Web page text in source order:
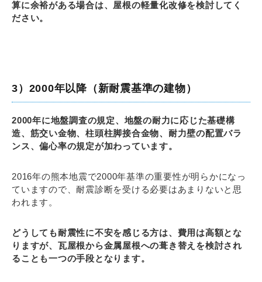
算に余裕がある場合は、屋根の軽量化改修を検討してく
ださい。
3）2000年以降（新耐震基準の建物）
2000年に地盤調査の規定、地盤の耐力に応じた基礎構
造、筋交い金物、柱頭柱脚接合金物、耐力壁の配置バラ
ンス、偏心率の規定が加わっています。
2016年の熊本地震で2000年基準の重要性が明らかになっ
ていますので、耐震診断を受ける必要はあまりないと思
われます。
どうしても耐震性に不安を感じる方は、費用は高額とな
りますが、瓦屋根から金属屋根への葺き替えを検討され
ることも一つの手段となります。